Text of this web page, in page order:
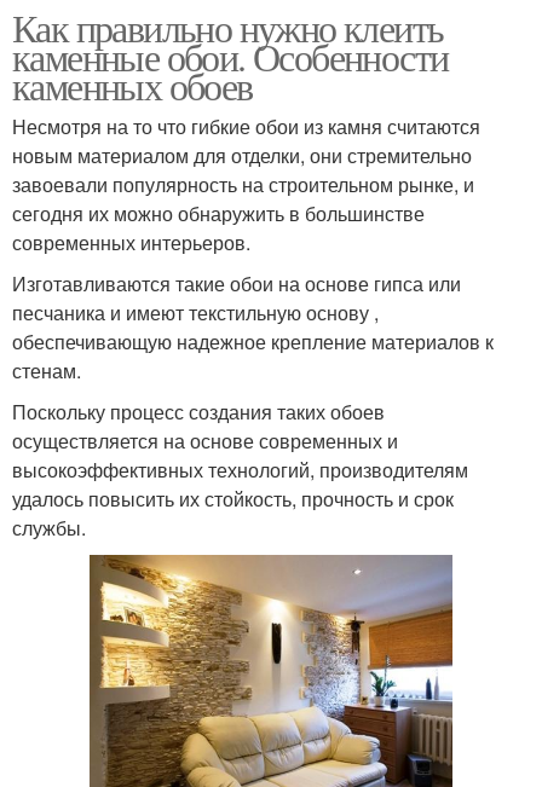
Как правильно нужно клеить
каменные обои. Особенности
каменных обоев
Несмотря на то что гибкие обои из камня считаются
новым материалом для отделки, они стремительно
завоевали популярность на строительном рынке, и
сегодня их можно обнаружить в большинстве
современных интерьеров.
Изготавливаются такие обои на основе гипса или
песчаника и имеют текстильную основу ,
обеспечивающую надежное крепление материалов к
стенам.
Поскольку процесс создания таких обоев
осуществляется на основе современных и
высокоэффективных технологий, производителям
удалось повысить их стойкость, прочность и срок
службы.